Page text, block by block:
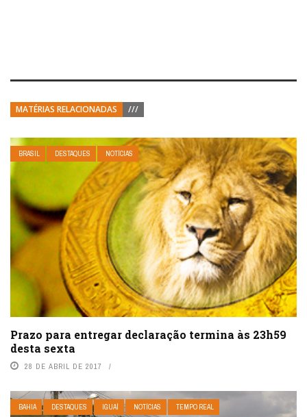
MATÉRIAS RELACIONADAS ///
BRASIL DESTAQUES NOTÍCIAS
Prazo para entregar declaração termina às 23h59
desta sexta
28 DE ABRIL DE 2017
BAHIA DESTAQUES IGUAÍ NOTÍCIAS TEMPO REAL